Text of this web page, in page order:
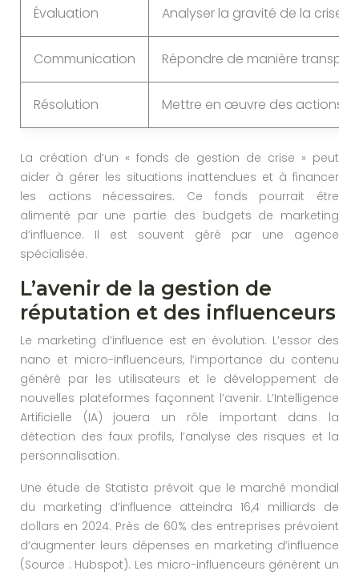
Évaluation Analyser la gravité de la crise.
Communication Répondre de manière
Résolution Mettre en œuvre des actions.
La création d’un « fonds de gestion de crise » peut
aider à gérer les situations inattendues et à financer
les actions nécessaires. Ce fonds pourrait être
alimenté par une partie des budgets de marketing
d’influence. Il est souvent géré par une agence
spécialisée.
L’avenir de la gestion de
réputation et des influenceurs
Le marketing d’influence est en évolution. L’essor des
nano et micro-influenceurs, l’importance du contenu
généré par les utilisateurs et le développement de
nouvelles plateformes façonnent l’avenir. L’Intelligence
Artificielle (IA) jouera un rôle important dans la
détection des faux profils, l’analyse des risques et la
personnalisation.
Une étude de Statista prévoit que le marché mondial
du marketing d’influence atteindra 16,4 milliards de
dollars en 2024. Près de 60% des entreprises prévoient
d’augmenter leurs dépenses en marketing d’influence
(Source : Hubspot). Les micro-influenceurs génèrent un